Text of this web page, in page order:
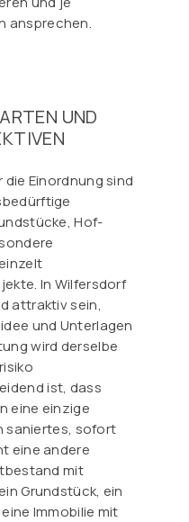
ansprechen.
UND
Einordnung sind
Hof-
In Wilfersdorf
attraktiv sein,
und Unterlagen
wird derselbe
ist, dass
eine einzige
saniertes, sofort
eine andere
mit
Grundstück, ein
Immobilie mit